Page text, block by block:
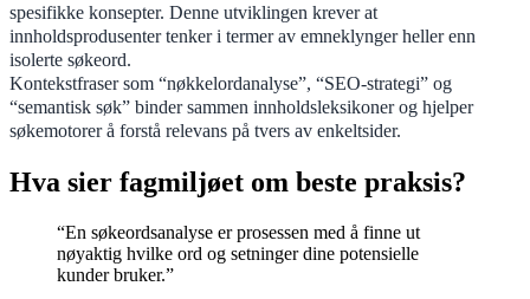
spesifikke konsepter. Denne utviklingen krever at
innholdsprodusenter tenker i termer av emneklynger heller enn
isolerte søkeord.
Kontekstfraser som “nøkkelordanalyse”, “SEO-strategi” og
“semantisk søk” binder sammen innholdsleksikoner og hjelper
søkemotorer å forstå relevans på tvers av enkeltsider.
Hva sier fagmiljøet om beste praksis?
“En søkeordsanalyse er prosessen med å finne ut
nøyaktig hvilke ord og setninger dine potensielle
kunder bruker.”